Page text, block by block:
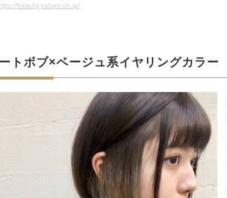
beauty.yahoo.co.jp/
トボブ×ベージュ系イヤリングカラー